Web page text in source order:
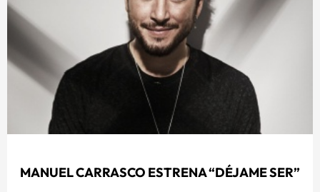
MANUEL CARRASCO ESTRENA “DÉJAME SER”